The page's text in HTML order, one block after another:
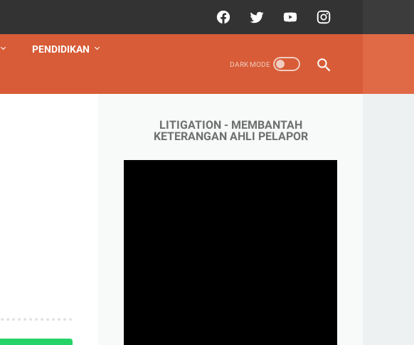
PENDIDIKAN
LITIGATION - MEMBANTAH
KETERANGAN AHLI PELAPOR